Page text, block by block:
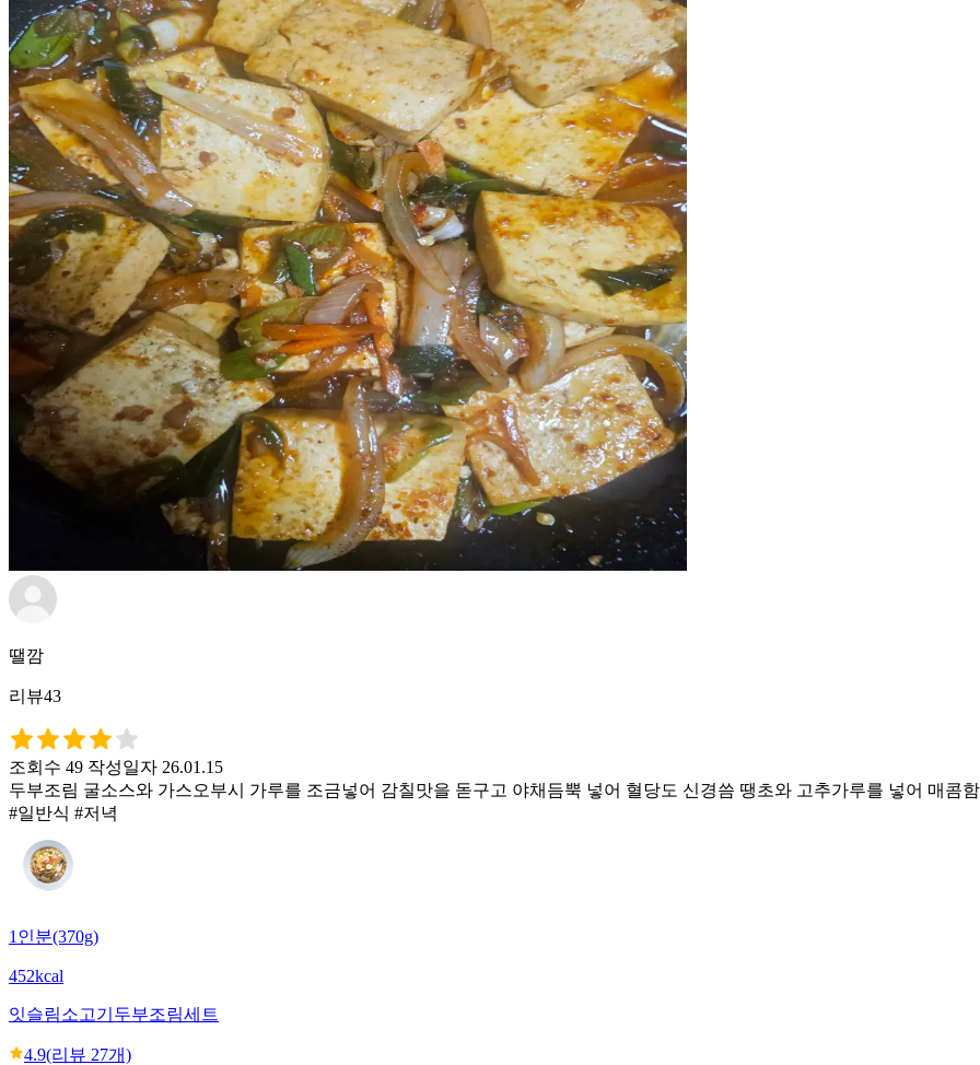
땔깜
리뷰43
조회수 49 작성일자 26.01.15
두부조림 굴소스와 가스오부시 가루를 조금넣어 감칠맛을 돋구고 야채듬뿍 넣어 혈당도 신경씀 땡초와 고추가루를 넣어 매콤
#일반식 #저녁
1인분(370g)
452kcal
잇슬림소고기두부조림세트
4.9(리뷰 27개)